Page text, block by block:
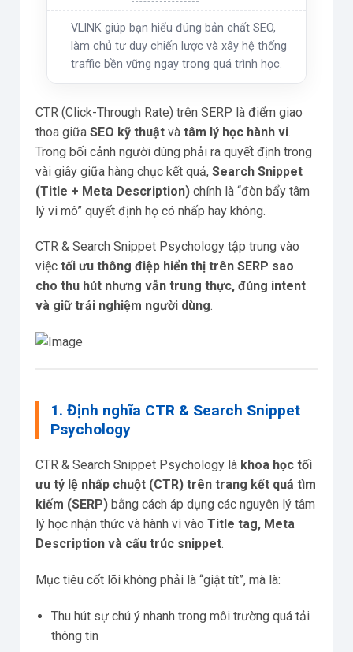
VLINK giúp bạn hiểu đúng bản chất SEO,
làm chủ tư duy chiến lược và xây hệ thống
traffic bền vững ngay trong quá trình học.
CTR (Click-Through Rate) trên SERP là điểm giao
thoa giữa SEO kỹ thuật và tâm lý học hành vi.
Trong bối cảnh người dùng phải ra quyết định trong
vài giây giữa hàng chục kết quả, Search Snippet
(Title + Meta Description) chính là “đòn bẩy tâm
lý vi mô” quyết định họ có nhấp hay không.
CTR & Search Snippet Psychology tập trung vào
việc tối ưu thông điệp hiển thị trên SERP sao
cho thu hút nhưng vẫn trung thực, đúng intent
và giữ trải nghiệm người dùng.
1. Định nghĩa CTR & Search Snippet
Psychology
CTR & Search Snippet Psychology là khoa học tối
ưu tỷ lệ nhấp chuột (CTR) trên trang kết quả tìm
kiếm (SERP) bằng cách áp dụng các nguyên lý tâm
lý học nhận thức và hành vi vào Title tag, Meta
Description và cấu trúc snippet.
Mục tiêu cốt lõi không phải là “giật tít”, mà là:
Thu hút sự chú ý nhanh trong môi trường quá tải
thông tin